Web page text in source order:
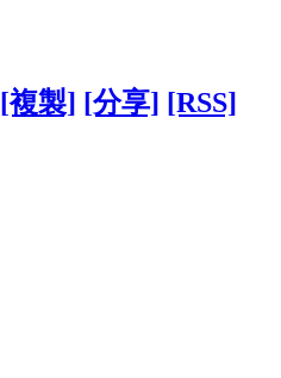
[複製] [分享] [RSS]